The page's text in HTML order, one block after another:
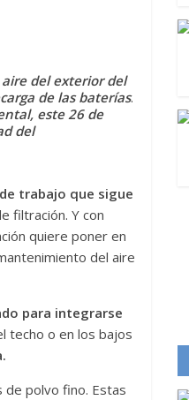
del exterior del
de las baterías.
este 26 de
del
trabajo que sigue
filtración. Y con
quiere poner en
del aire
para integrarse
techo o en los bajos
de polvo fino. Estas